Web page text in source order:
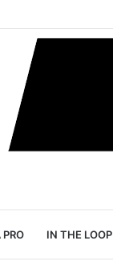
IN THE LOOP